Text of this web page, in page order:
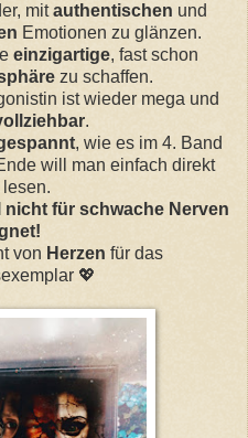
mitauthentischen und
Emotionen zu glänzen.
einzigartige, fast schon
zu schaffen.
ist wieder mega und
.
, wie es im 4. Band
will man einfach direkt
nicht für schwache Nerven
von Herzen für das
💖